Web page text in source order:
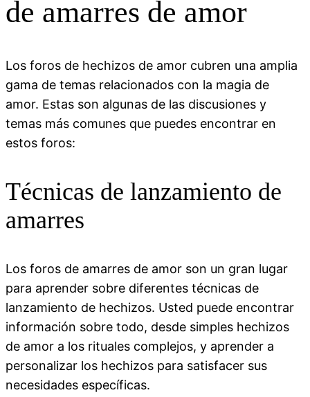
de amarres de amor
Los foros de hechizos de amor cubren una amplia
gama de temas relacionados con la magia de
amor. Estas son algunas de las discusiones y
temas más comunes que puedes encontrar en
estos foros:
Técnicas de lanzamiento de
amarres
Los foros de amarres de amor son un gran lugar
para aprender sobre diferentes técnicas de
lanzamiento de hechizos. Usted puede encontrar
información sobre todo, desde simples hechizos
de amor a los rituales complejos, y aprender a
personalizar los hechizos para satisfacer sus
necesidades específicas.